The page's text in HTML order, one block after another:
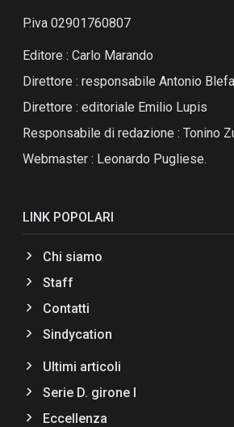
P.iva 02901760807
Editore : Carlo Marando
Direttore : responsabile Antonio
Direttore : editoriale Emilio Lupis
Responsabile di redazione : Tonino
Webmaster : Leonardo Pugliese.
LINK POPOLARI
Chi siamo
Staff
Contatti
Sindycation
Ultimi articoli
Serie D. girone I
Eccellenza